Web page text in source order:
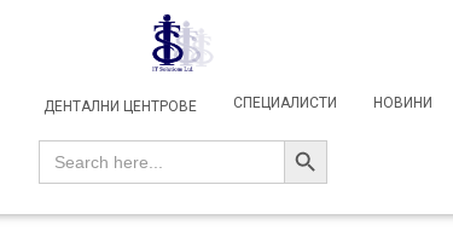
ДЕНТАЛНИ ЦЕНТРОВЕ СПЕЦИАЛИСТИ НОВИНИ
Search
SEARCH BUTTON